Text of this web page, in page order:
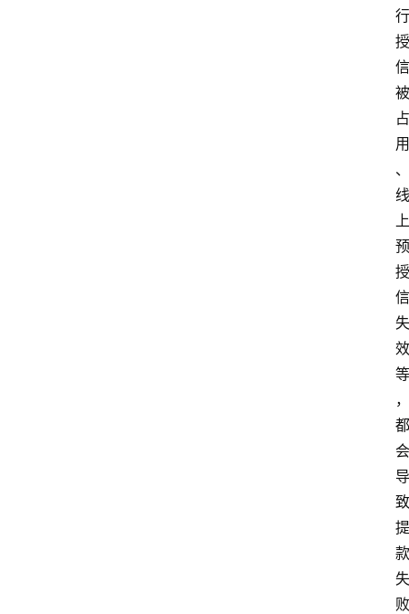
行
授
信
被
占
用
、
线
上
预
授
信
失
效
等
，
都
会
导
致
提
款
失
败